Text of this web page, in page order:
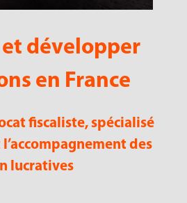
développer
en France
fiscaliste, spécialisé
des
lucratives